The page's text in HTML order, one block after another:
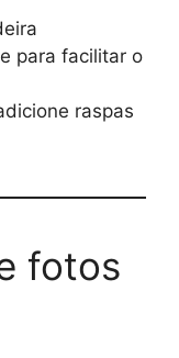
para facilitar o
raspas
fotos